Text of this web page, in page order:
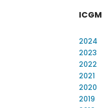
ICGM
2024
2023
2022
2021
2020
2019